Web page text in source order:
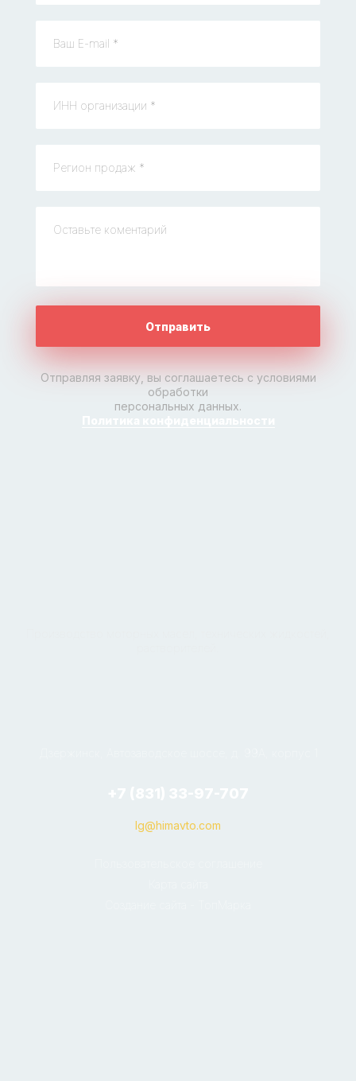
Отправить
Отправляя заявку, вы соглашаетесь с условиями
обработки
персональных данных.
lg@himavto.com